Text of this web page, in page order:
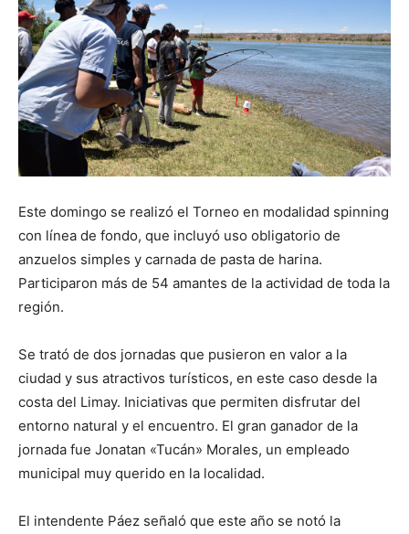
Este domingo se realizó el Torneo en modalidad spinning
con línea de fondo, que incluyó uso obligatorio de
anzuelos simples y carnada de pasta de harina.
Participaron más de 54 amantes de la actividad de toda la
región.
Se trató de dos jornadas que pusieron en valor a la
ciudad y sus atractivos turísticos, en este caso desde la
costa del Limay. Iniciativas que permiten disfrutar del
entorno natural y el encuentro. El gran ganador de la
jornada fue Jonatan «Tucán» Morales, un empleado
municipal muy querido en la localidad.
El intendente Páez señaló que este año se notó la